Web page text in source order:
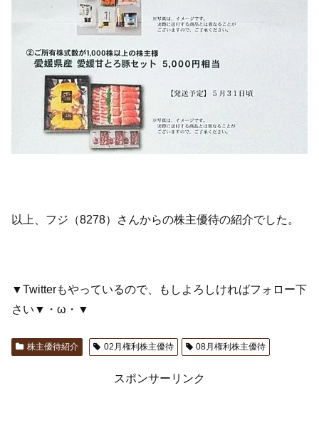
以上、フジ（8278）さんからの株主優待の紹介でした。
▼Twitterもやっているので、もしよろしければフォロー下
さい▼・ω・▼
株主優待紹介 02月権利株主優待 08月権利株主優待
スポンサーリンク